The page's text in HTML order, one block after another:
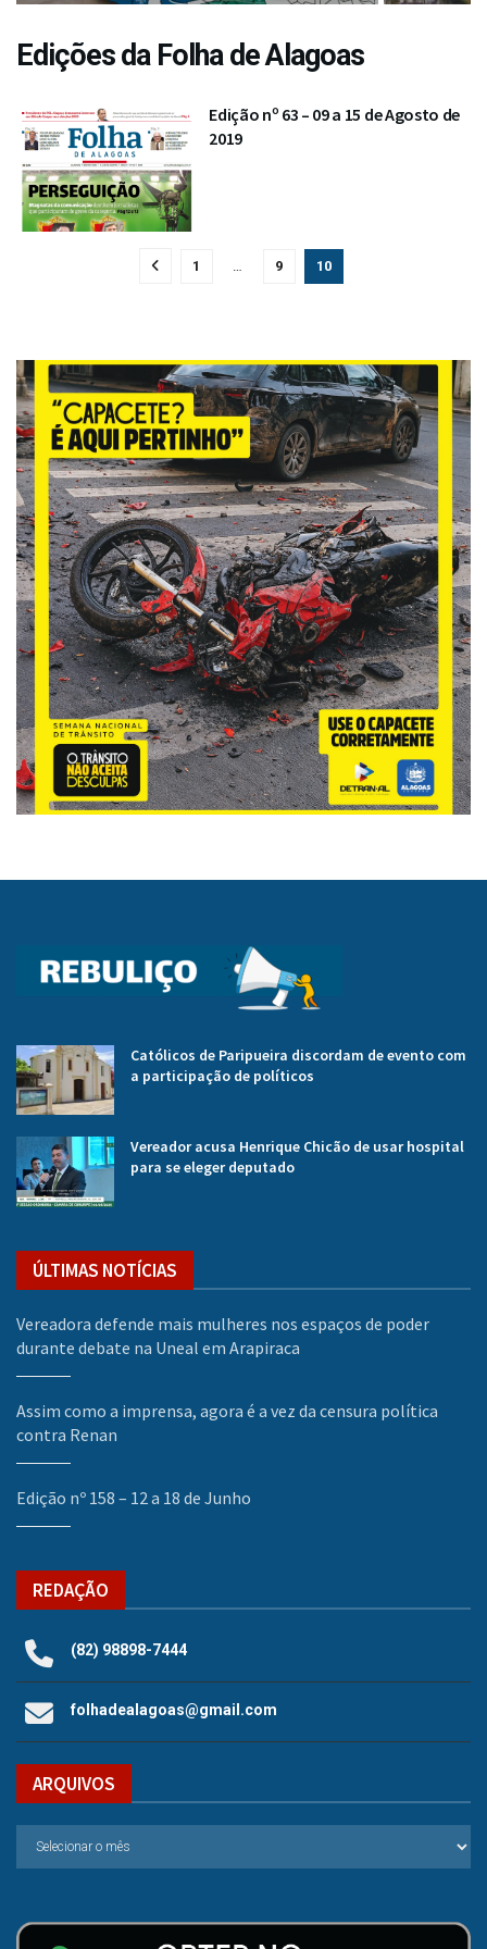
Edições da Folha de Alagoas
Edição nº 63 – 09 a 15 de Agosto de
2019
1 … 9 10
Católicos de Paripueira discordam de evento com
a participação de políticos
Vereador acusa Henrique Chicão de usar hospital
para se eleger deputado
ÚLTIMAS NOTÍCIAS
Vereadora defende mais mulheres nos espaços de poder
durante debate na Uneal em Arapiraca
Assim como a imprensa, agora é a vez da censura política
contra Renan
Edição nº 158 – 12 a 18 de Junho
REDAÇÃO
(82) 98898-7444
folhadealagoas@gmail.com
ARQUIVOS